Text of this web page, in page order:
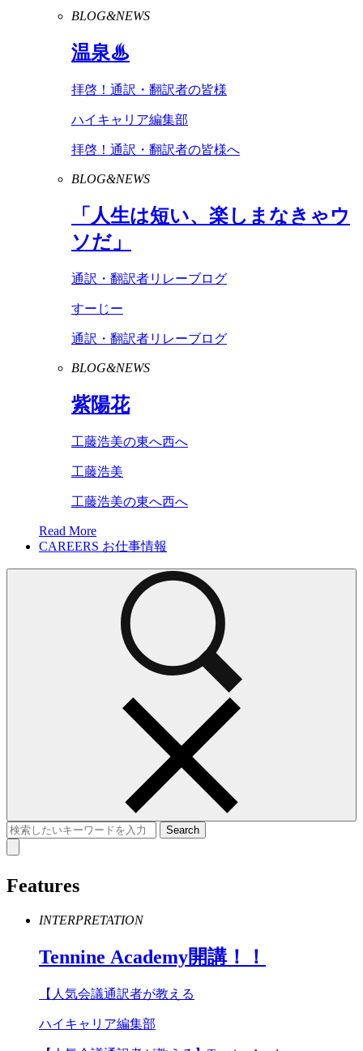
BLOG&NEWS
温泉♨
拝啓！通訳・翻訳者の皆様
ハイキャリア編集部
拝啓！通訳・翻訳者の皆様へ
BLOG&NEWS
「人生は短い、楽しまなきゃウ
ソだ」
通訳・翻訳者リレーブログ
すーじー
通訳・翻訳者リレーブログ
BLOG&NEWS
紫陽花
工藤浩美の東へ西へ
工藤浩美
工藤浩美の東へ西へ
Read More
CAREERS お仕事情報
Features
INTERPRETATION
Tennine Academy開講！！
【人気会議通訳者が教える
ハイキャリア編集部